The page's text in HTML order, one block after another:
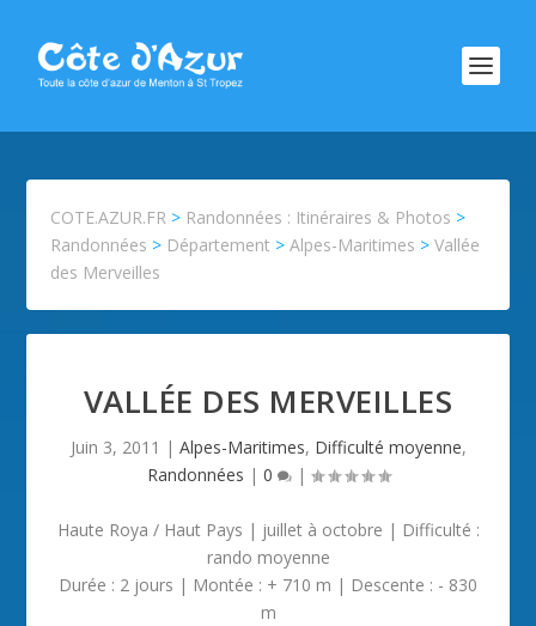
COTE.AZUR.FR > Randonnées : Itinéraires & Photos >
Randonnées > Département >Alpes-Maritimes >Vallée
des Merveilles
VALLÉE DES MERVEILLES
Juin 3, 2011 | Alpes-Maritimes, Difficulté moyenne,
Randonnées | 0 |
Haute Roya / Haut Pays | juillet à octobre | Difficulté :
rando moyenne
Durée : 2 jours | Montée : + 710 m | Descente : - 830
m